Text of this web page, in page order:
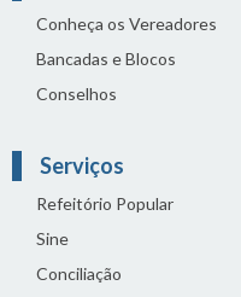
Conheça os Vereadores
Bancadas e Blocos
Conselhos
Serviços
Refeitório Popular
Sine
Conciliação